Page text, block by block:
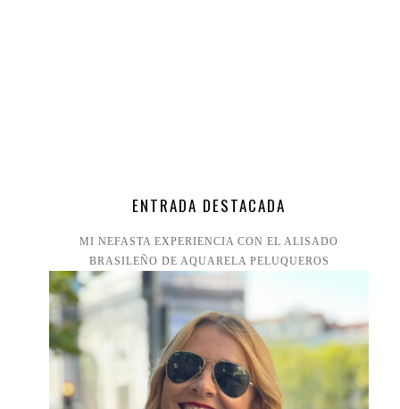
ENTRADA DESTACADA
MI NEFASTA EXPERIENCIA CON EL ALISADO
BRASILEÑO DE AQUARELA PELUQUEROS